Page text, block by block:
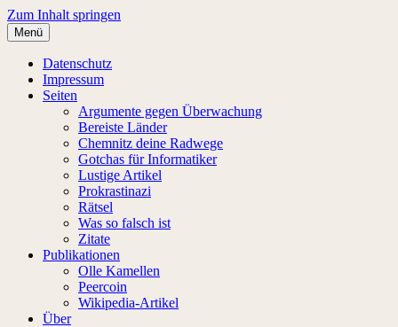
Zum Inhalt springen
Menü
Datenschutz
Impressum
Seiten
Argumente gegen Überwachung
Bereiste Länder
Chemnitz deine Radwege
Gotchas für Informatiker
Lustige Artikel
Prokrastinazi
Rätsel
Was so falsch ist
Zitate
Publikationen
Olle Kamellen
Peercoin
Wikipedia-Artikel
Über